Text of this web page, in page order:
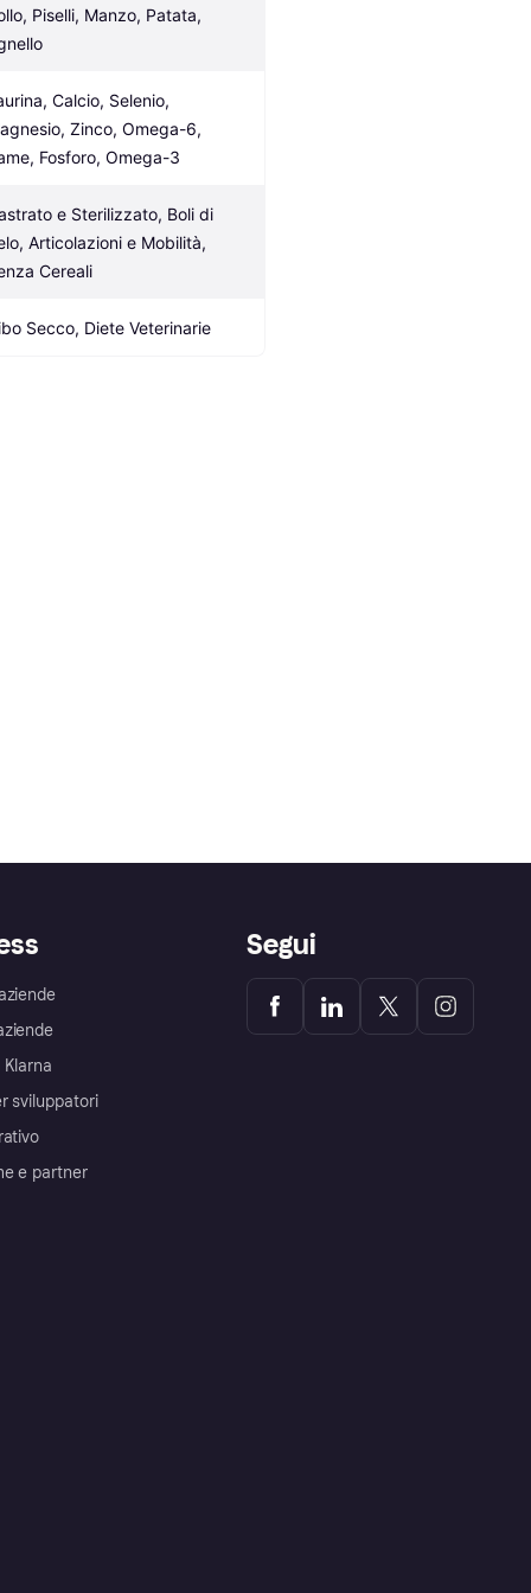
Piselli, Manzo, Patata,
Calcio, Selenio,
Zinco, Omega-6,
Fosforo, Omega-3
e Sterilizzato, Boli di
Articolazioni e Mobilità,
Cereali
Secco, Diete Veterinarie
sviluppatori
e partner
Segui